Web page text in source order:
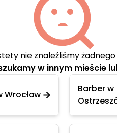
nie znaleźliśmy
w innym mieście
Wrocław
Barber w